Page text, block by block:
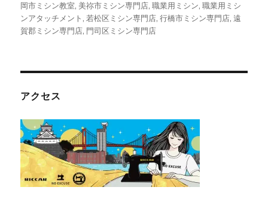
岡市ミシン教室, 美祢市ミシン専門店,職業用ミシン,職業用ミシ
ンアタッチメント , 若松区ミシン専門店,行橋市ミシン専門店,遠
賀郡ミシン専門店, 門司区ミシン専門店
アクセス